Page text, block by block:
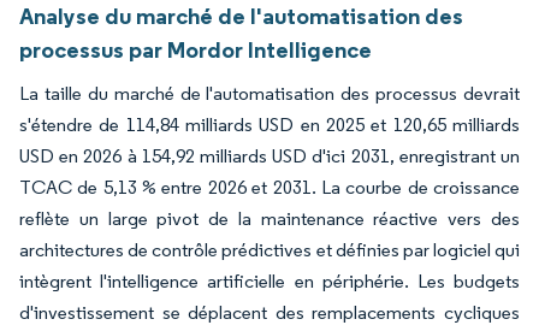
Analyse du marché de l'automatisation des
processus par Mordor Intelligence
La taille du marché de l'automatisation des processus devrait
s'étendre de 114,84 milliards USD en 2025 et 120,65 milliards
USD en 2026 à 154,92 milliards USD d'ici 2031, enregistrant un
TCAC de 5,13 % entre 2026 et 2031. La courbe de croissance
reflète un large pivot de la maintenance réactive vers des
architectures de contrôle prédictives et définies par logiciel qui
intègrent l'intelligence artificielle en périphérie. Les budgets
d'investissement se déplacent des remplacements cycliques